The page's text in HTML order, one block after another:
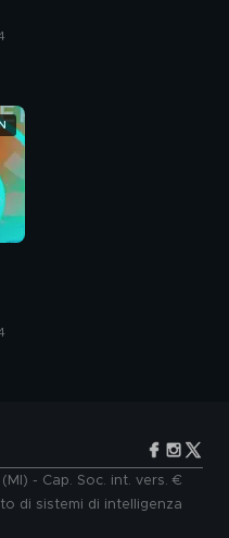
- Cap. Soc. int. vers. €
di sistemi di intelligenza